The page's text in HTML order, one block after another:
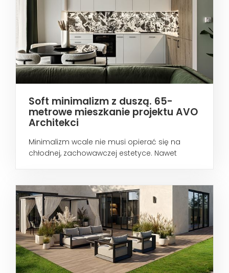
Soft minimalizm z duszą. 65-
metrowe mieszkanie projektu AVO
Architekci
Minimalizm wcale nie musi opierać się na
chłodnej, zachowawczej estetyce. Nawet